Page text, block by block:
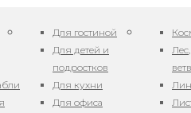
Для гостиной
Для детей и
подростков
Для кухни
Для офиса